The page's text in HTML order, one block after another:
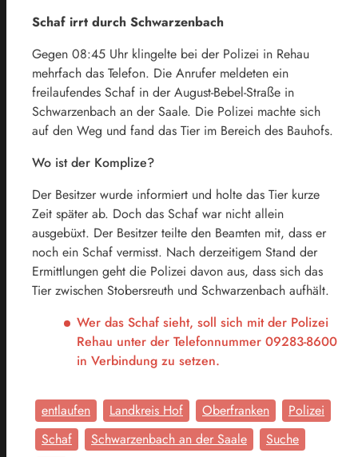
Schaf irrt durch Schwarzenbach
Gegen 08:45 Uhr klingelte bei der Polizei in Rehau
mehrfach das Telefon. Die Anrufer meldeten ein
freilaufendes Schaf in der August-Bebel-Straße in
Schwarzenbach an der Saale. Die Polizei machte sich
auf den Weg und fand das Tier im Bereich des Bauhofs.
Wo ist der Komplize?
Der Besitzer wurde informiert und holte das Tier kurze
Zeit später ab. Doch das Schaf war nicht allein
ausgebüxt. Der Besitzer teilte den Beamten mit, dass er
noch ein Schaf vermisst. Nach derzeitigem Stand der
Ermittlungen geht die Polizei davon aus, dass sich das
Tier zwischen Stobersreuth und Schwarzenbach aufhält.
Wer das Schaf sieht, soll sich mit der Polizei
Rehau unter der Telefonnummer 09283-8600
in Verbindung zu setzen.
entlaufen Landkreis Hof Oberfranken
Polizei
Schaf
Schwarzenbach an der Saale
Suche